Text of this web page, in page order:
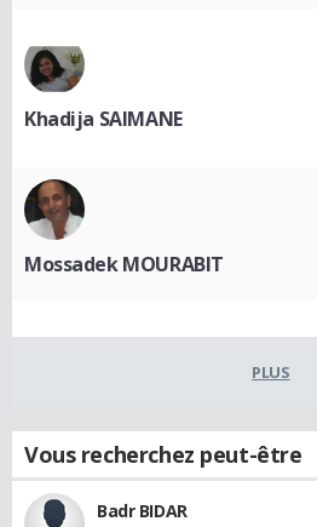
Khadija SAIMANE
Mossadek MOURABIT
PLUS
Vous recherchez peut-être
Badr BIDAR